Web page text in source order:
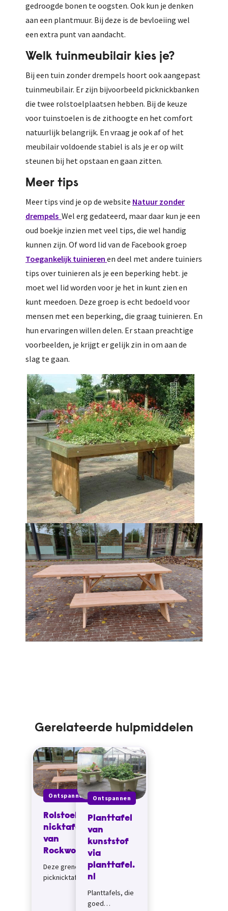
gedroogde bonen te oogsten. Ook kun je denken
aan een plantmuur. Bij deze is de bevloeiing wel
een extra punt van aandacht.
Welk tuinmeubilair kies je?
Bij een tuin zonder drempels hoort ook aangepast
tuinmeubilair. Er zijn bijvoorbeeld picknickbanken
die twee rolstoelplaatsen hebben. Bij de keuze
voor tuinstoelen is de zithoogte en het comfort
natuurlijk belangrijk. En vraag je ook af of het
meubilair voldoende stabiel is als je er op wilt
steunen bij het opstaan en gaan zitten.
Meer tips
Meer tips vind je op de website Natuur zonder
drempels Wel erg gedateerd, maar daar kun je een
oud boekje inzien met veel tips, die wel handig
kunnen zijn. Of word lid van de Facebook groep
Toegankelijk tuinieren en deel met andere tuiniers
tips over tuinieren als je een beperking hebt. je
moet wel lid worden voor je het in kunt zien en
kunt meedoen. Deze groep is echt bedoeld voor
mensen met een beperking, die graag tuinieren. En
hun ervaringen willen delen. Er staan preachtige
voorbeelden, je krijgt er gelijk zin in om aan de
slag te gaan.
Gerelateerde hulpmiddelen
Ontspannen
Rolstoelpick
nicktafel
van
Rockwood
Deze grenen
picknicktafel met
Ontspannen
Planttafel
van
kunststof
via
planttafel.
nl
Planttafels, die
goed